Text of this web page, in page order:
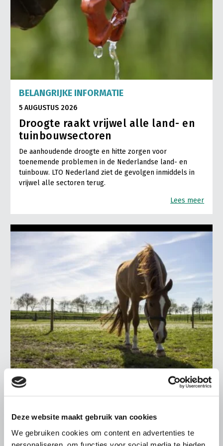
Deze website maakt gebruik van cookies
We gebruiken cookies om content en advertenties te
BELANGRIJKE INFORMATIE
5 AUGUSTUS 2026
Droogte raakt vrijwel alle land- en
tuinbouwsectoren
De aanhoudende droogte en hitte zorgen voor
toenemende problemen in de Nederlandse land- en
tuinbouw. LTO Nederland ziet de gevolgen inmiddels in
vrijwel alle sectoren terug.
Lees meer
ALGEMENE INFORMATIE
Warmere zomers, meer aandacht
voor hittestress bij paarden